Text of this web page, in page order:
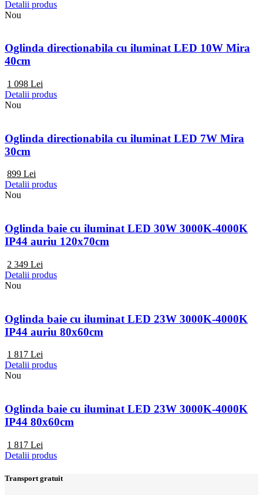
Detalii produs
Nou
Oglinda directionabila cu iluminat LED 10W Mira
40cm
1 098 Lei
Detalii produs
Nou
Oglinda directionabila cu iluminat LED 7W Mira
30cm
899 Lei
Detalii produs
Nou
Oglinda baie cu iluminat LED 30W 3000K-4000K
IP44 auriu 120x70cm
2 349 Lei
Detalii produs
Nou
Oglinda baie cu iluminat LED 23W 3000K-4000K
IP44 auriu 80x60cm
1 817 Lei
Detalii produs
Nou
Oglinda baie cu iluminat LED 23W 3000K-4000K
IP44 80x60cm
1 817 Lei
Detalii produs
Transport gratuit